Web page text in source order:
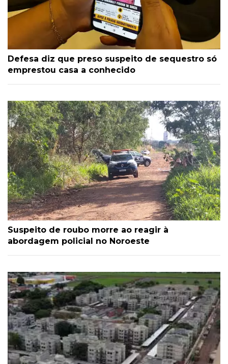
Defesa diz que preso suspeito de sequestro só
emprestou casa a conhecido
Suspeito de roubo morre ao reagir à
abordagem policial no Noroeste